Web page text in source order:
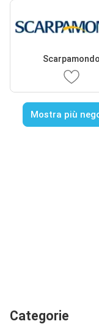
Scarpamondo
Mostra più
Categorie